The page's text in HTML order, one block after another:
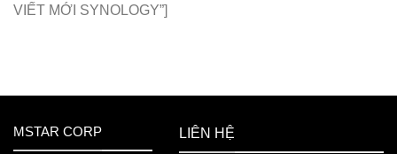
VIẾT MỚI SYNOLOGY”]
MSTAR CORP LIÊN HỆ